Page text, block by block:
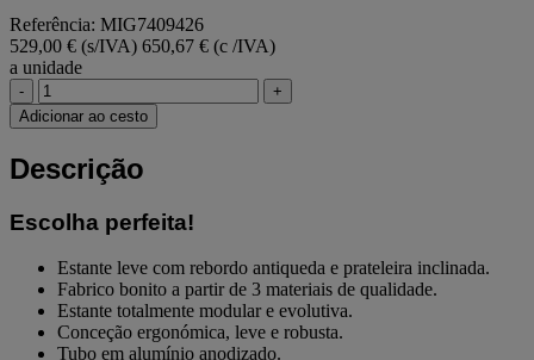
Referência: MIG7409426
529,00 € (s/IVA) 650,67 € (c /IVA)
a unidade
-
+
Adicionar ao cesto
Descrição
Escolha perfeita!
Estante leve com rebordo antiqueda e prateleira inclinada.
Fabrico bonito a partir de 3 materiais de qualidade.
Estante totalmente modular e evolutiva.
Conceção ergonómica, leve e robusta.
Tubo em alumínio anodizado.